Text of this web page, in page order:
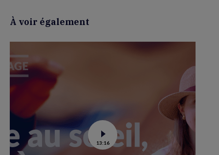
À voir également
Voir
la
vidéo
13:16